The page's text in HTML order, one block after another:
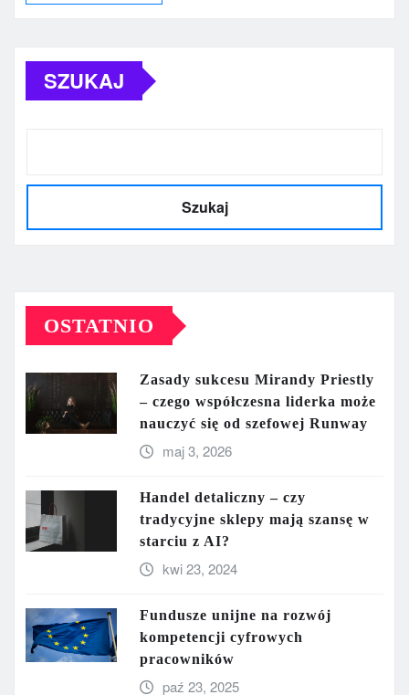
SZUKAJ
Szukaj
OSTATNIO
Zasady sukcesu Mirandy Priestly
– czego współczesna liderka może
nauczyć się od szefowej Runway
maj 3, 2026
Handel detaliczny – czy
tradycyjne sklepy mają szansę w
starciu z AI?
kwi 23, 2024
Fundusze unijne na rozwój
kompetencji cyfrowych
pracowników
paź 23, 2025